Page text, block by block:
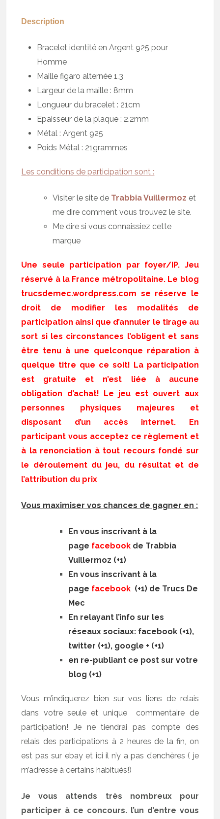
Description
Bracelet identité en Argent 925 pour
Homme
Maille figaro alternée 1.3
Largeur de la maille : 8mm
Longueur du bracelet : 21cm
Epaisseur de la plaque : 2.2mm
Métal : Argent 925
Poids Métal : 21grammes
Les conditions de participation sont :
Visiter le site de Trabbia Vuillermoz et
me dire comment vous trouvez le site.
Me dire si vous connaissiez cette
marque
Une seule participation par foyer/IP. Jeu
réservé à la France métropolitaine. Le blog
trucsdemec.wordpress.com se réserve le
droit de modifier les modalités de
participation ainsi que d’annuler le tirage au
sort si les circonstances l’obligent et sans
être tenu à une quelconque réparation à
quelque titre que ce soit! La participation
est gratuite et n’est liée à aucune
obligation d’achat! Le jeu est ouvert aux
personnes physiques majeures et
disposant d’un accès internet. En
participant vous acceptez ce règlement et
à la renonciation à tout recours fondé sur
le déroulement du jeu, du résultat et de
l’attribution du prix
Vous maximiser vos chances de gagner en :
En vous inscrivant à la
page facebook de Trabbia
Vuillermoz (+1)
En vous inscrivant à la
page facebook (+1) de Trucs De
Mec
En relayant l’info sur les
réseaux sociaux: facebook (+1),
twitter (+1), google + (+1)
en re-publiant ce post sur votre
blog (+1)
Vous m’indiquerez bien sur vos liens de relais
dans votre seule et unique commentaire de
participation! Je ne tiendrai pas compte des
relais des participations à 2 heures de la fin, on
est pas sur ebay et ici il n’y a pas d’enchères ( je
m’adresse à certains habitués!)
Je vous attends très nombreux pour
participer à ce concours. l’un d’entre vous